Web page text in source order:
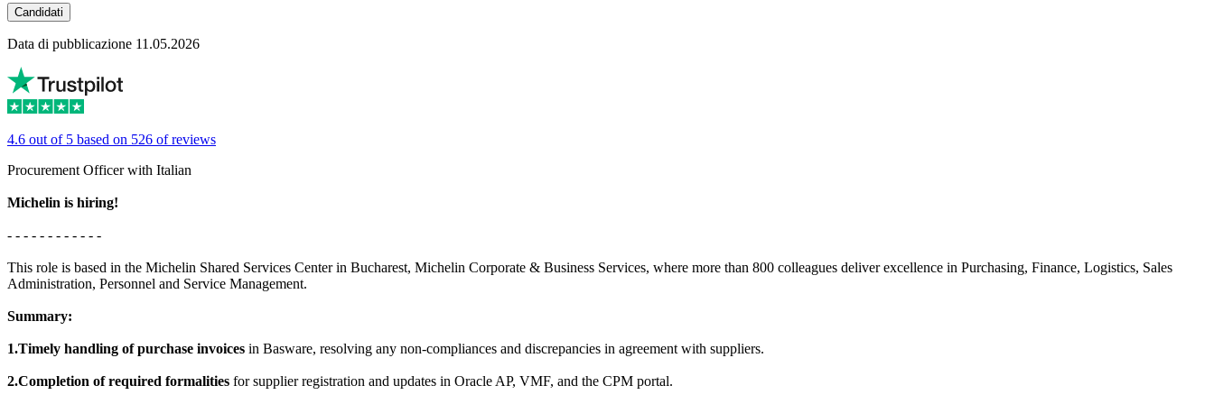
Candidati
Data di pubblicazione 11.05.2026
4.6 out of 5 based on 526 of reviews
Procurement Officer with Italian
Michelin is hiring!
- - - - - - - - - - - -
This role is based in the Michelin Shared Services Center in Bucharest, Michelin Corporate & Business Services, where more than 800 colleagues deliver excellence in Purchasing, Finance, Logistics, Sales
Administration, Personnel and Service Management.
Summary:
1.Timely handling of purchase invoices in Basware, resolving any non-compliances and discrepancies in agreement with suppliers.
2.Completion of required formalities for supplier registration and updates in Oracle AP, VMF, and the CPM portal.